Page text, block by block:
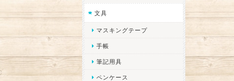
文具
マスキングテープ
手帳
筆記用具
ペンケース